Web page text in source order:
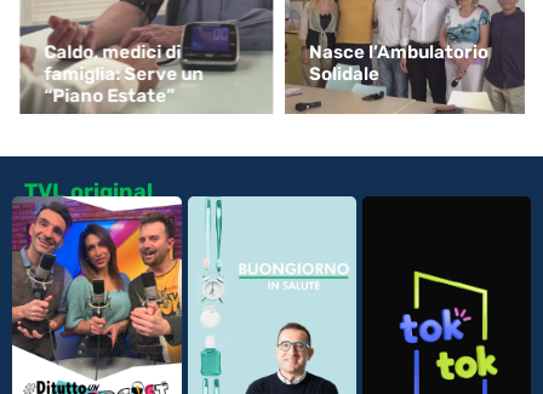
Caldo, medici di
famiglia: Serve un
“Piano Estate”
Nasce l’Ambulatorio
Solidale
TVL original